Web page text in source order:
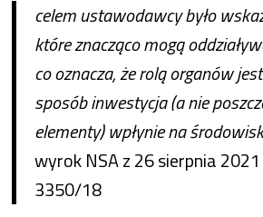
celem ustawodawcy było
które znacząco mogą
co oznacza, że rolą organów
sposób inwestycja (a nie
elementy) wpłynie na
wyrok NSA z 26 sierpnia 2021
3350/18